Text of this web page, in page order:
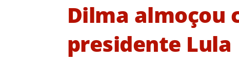
Dilma almoçou
presidente Lula